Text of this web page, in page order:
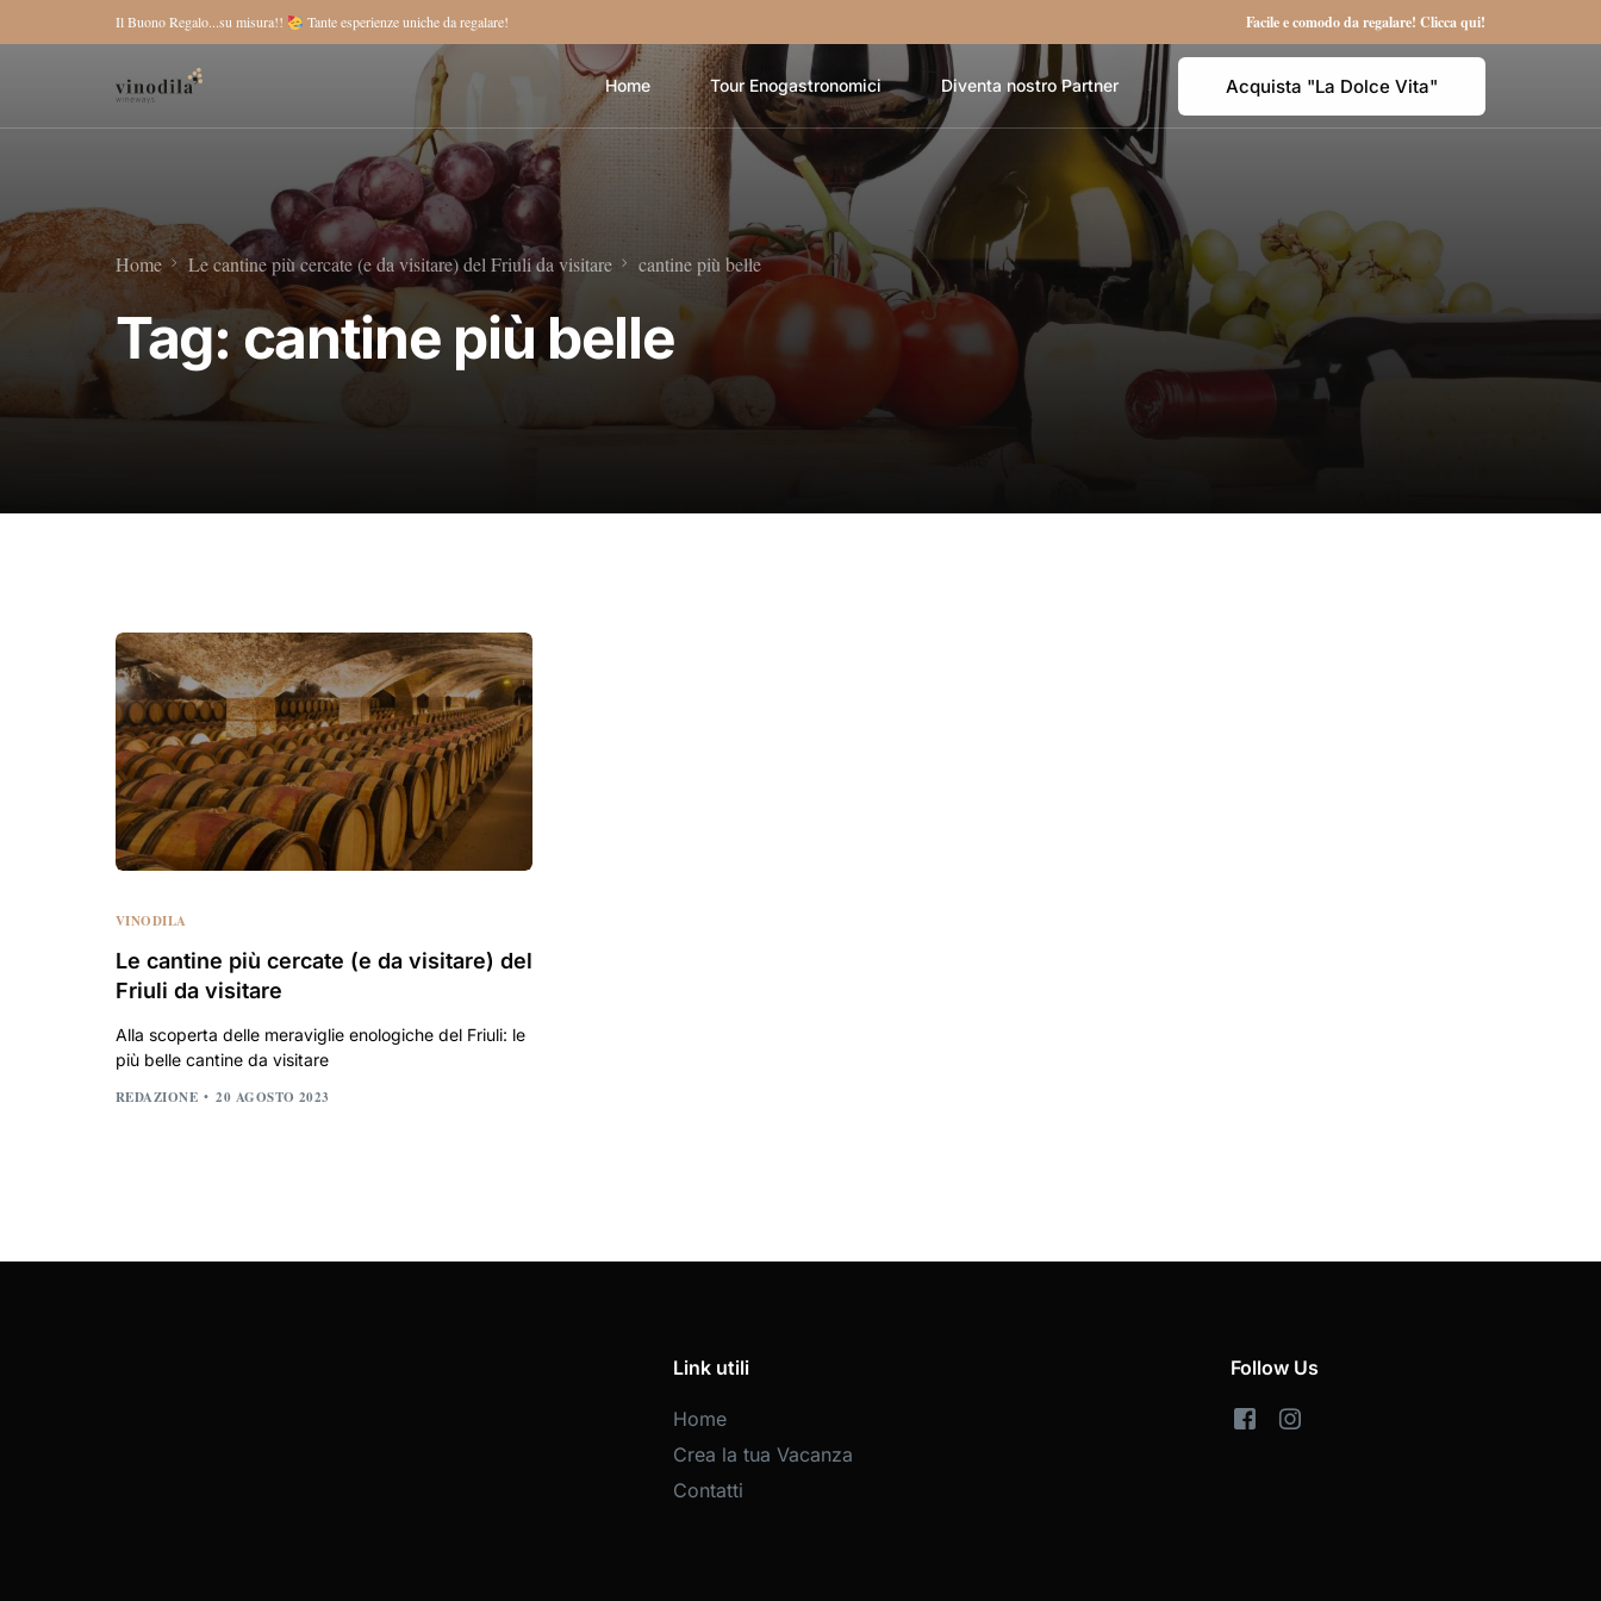
Il Buono Regalo...su misura!! Tante esperienze uniche da regalare! Facile e comodo da regalare! Clicca qui!
Home Tour Enogastronomici Diventa nostro Partner Acquista "La Dolce Vita"
Home Le cantine più cercate (e da visitare) del Friuli da visitare cantine più belle
Tag:cantine più belle
VINODILA
Le cantine più cercate (e da visitare) del
Friuli da visitare
Alla scoperta delle meraviglie enologiche del Friuli: le
più belle cantine da visitare
REDAZIONE 20 AGOSTO 2023
Link utili
Home
Crea la tua Vacanza
Contatti
Follow Us